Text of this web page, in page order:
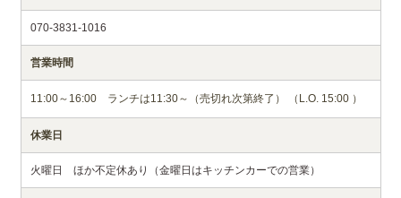
070-3831-1016
営業時間
11:00～16:00 ランチは11:30～（売切れ次第終了） （L.O. 15:00 ）
休業日
火曜日 ほか不定休あり（金曜日はキッチンカーでの営業）